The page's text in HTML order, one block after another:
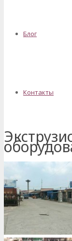
Блог
Контакты